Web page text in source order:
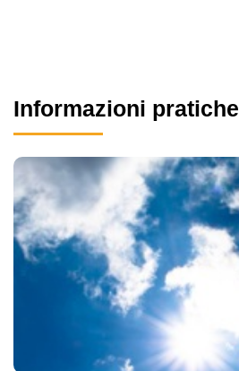
Informazioni pratiche